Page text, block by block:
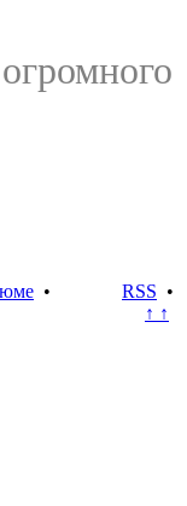
•
RSS •
↑ ↑